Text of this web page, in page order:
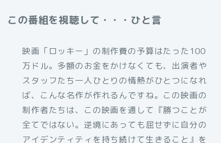
この番組を視聴して・・・ひと言
映画「ロッキー」の制作費の予算はたった100
万ドル。多額のお金をかけなくても、出演者や
スタッフたち一人ひとりの情熱がひとつになれ
ば、こんな名作が作れるんですね。この映画の
制作者たちは、この映画を通して『勝つことが
全てではない。逆境にあっても屈せずに自分の
アイデンティティを持ち続けて生きること』を